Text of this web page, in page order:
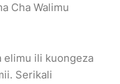
Cha Walimu
elimu ili kuongeza
Serikali